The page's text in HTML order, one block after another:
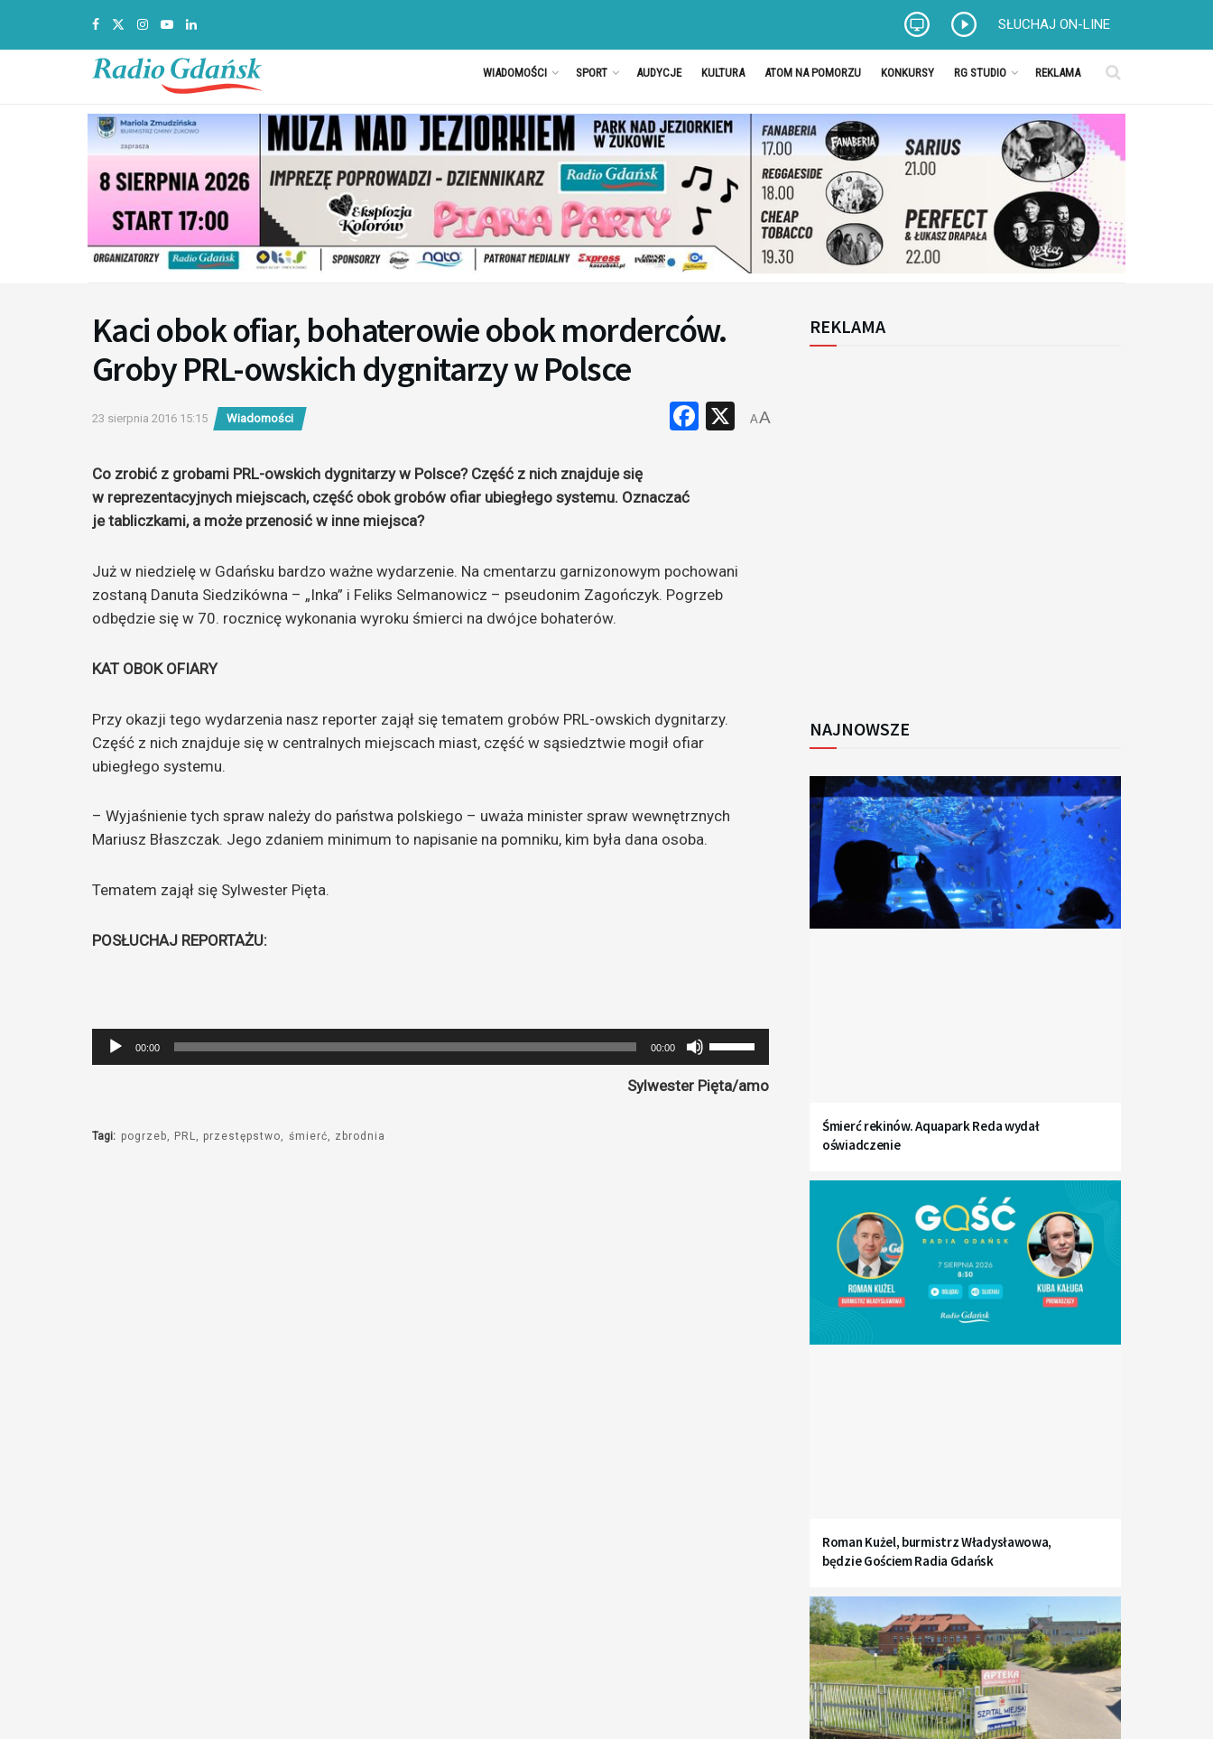
SŁUCHAJ ON-LINE
WIADOMOŚCI SPORT AUDYCJE KULTURA ATOM NA POMORZU KONKURSY RG STUDIO REKLAMA
Kaci obok ofiar, bohaterowie obok morderców.
Groby PRL-owskich dygnitarzy w Polsce
23 sierpnia 2016 15:15 Wiadomości Facebook
X
AA
Co zrobić z grobami PRL-owskich dygnitarzy w Polsce? Część z nich znajduje się
w reprezentacyjnych miejscach, część obok grobów ofiar ubiegłego systemu. Oznaczać
je tabliczkami, a może przenosić w inne miejsca?
Już w niedzielę w Gdańsku bardzo ważne wydarzenie. Na cmentarzu garnizonowym pochowani
zostaną Danuta Siedzikówna – „Inka” i Feliks Selmanowicz – pseudonim Zagończyk. Pogrzeb
odbędzie się w 70. rocznicę wykonania wyroku śmierci na dwójce bohaterów.
KAT OBOK OFIARY
Przy okazji tego wydarzenia nasz reporter zajął się tematem grobów PRL-owskich dygnitarzy.
Część z nich znajduje się w centralnych miejscach miast, część w sąsiedztwie mogił ofiar
ubiegłego systemu.
– Wyjaśnienie tych spraw należy do państwa polskiego – uważa minister spraw wewnętrznych
Mariusz Błaszczak. Jego zdaniem minimum to napisanie na pomniku, kim była dana osoba.
Tematem zajął się Sylwester Pięta.
POSŁUCHAJ REPORTAŻU:
Odtwarzacz
plików
00:00 00:00
Używaj
strzałek
do
Sylwester Pięta/amo
Tagi: pogrzeb PRL przestępstwo śmierć zbrodnia
REKLAMA
NAJNOWSZE
Śmierć rekinów. Aquapark Reda wydał
oświadczenie
Roman Kużel, burmistrz Władysławowa,
będzie Gościem Radia Gdańsk